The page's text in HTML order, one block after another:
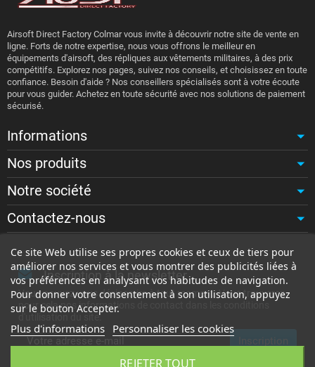
Ce site Web utilise ses propres cookies et ceux de tiers pour
améliorer nos services et vous montrer des publicités liées à
vos préférences en analysant vos habitudes de navigation.
Pour donner votre consentement à son utilisation, appuyez
sur le bouton Accepter.
Plus d'informations Personnaliser les cookies
REJETER TOUT
Airsoft Direct Factory Colmar vous invite à découvrir notre site de vente en
ligne. Forts de notre expertise, nous vous offrons le meilleur en
équipements d'airsoft, des répliques aux vêtements militaires, à des prix
compétitifs. Explorez nos pages, suivez nos conseils, et choisissez en toute
confiance. Besoin d'aide ? Nos conseillers spécialisés sont à votre écoute
pour vous guider. Achetez en toute sécurité avec nos solutions de paiement
sécurisé.
Informations
Nos produits
Notre société
Contactez-nous
Inscription à la newsletter
Vous pouvez vous désinscrire à tout moment. Vous trouverez
pour cela nos informations de contact dans les conditions
d'utilisation du site.